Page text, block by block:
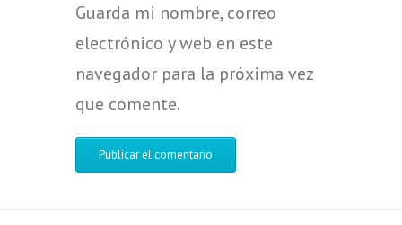
Guarda mi nombre, correo
electrónico y web en este
navegador para la próxima vez
que comente.